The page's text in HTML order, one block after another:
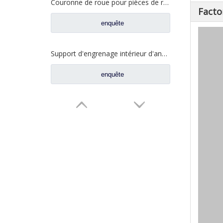
Couronne de roue pour pièces de rechange WG9012340121 de camion de Sinotruk Steyr
enquête
Support d'engrenage intérieur d'anneau de roue pour les pièces de rechange WG9981340020 de camion de Sinotruk Howo
enquête